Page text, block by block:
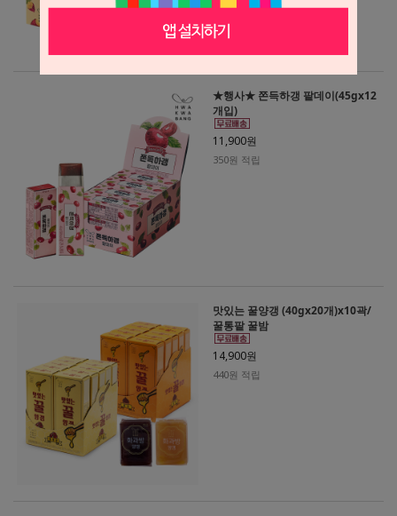
★행사★ 쫀득하갱 팥데이(45gx12
개입)
11,900원
350원 적립
맛있는 꿀양갱 (40gx20개)x10곽/
꿀통팥 꿀밤
14,900원
440원 적립